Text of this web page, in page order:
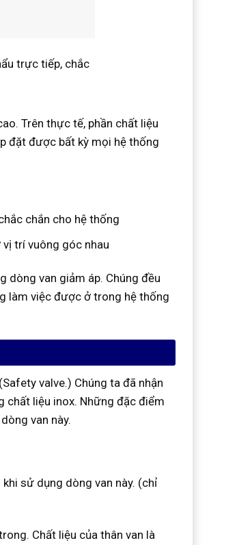
trực tiếp, chắc
Trên thực tế, phần chất liệu
đặt được bất kỳ mọi hệ thống
chắn cho hệ thống
trí vuông góc nhau
dòng van giảm áp. Chúng đều
làm việc được ở trong hệ thống
valve.) Chúng ta đã nhận
chất liệu inox. Những đặc điểm
van này.
sử dụng dòng van này. (chỉ
Chất liệu của thân van là